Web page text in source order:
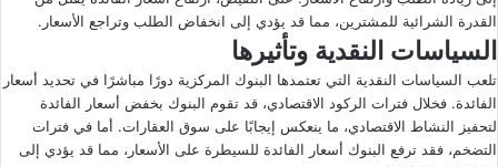
القدرة الشرائية للمشترين، مما قد يؤدي إلى انخفاض الطلب وتراجع الأسعار.
السياسات النقدية وتأثيرها
تلعب السياسات النقدية التي تعتمدها البنوك المركزية دورًا مباشرًا في تحديد أسعار
الفائدة. فخلال فترات الركود الاقتصادي، قد تقوم البنوك بخفض أسعار الفائدة
لتحفيز النشاط الاقتصادي، ما ينعكس إيجابًا على سوق العقارات. أما في فترات
التضخم، فقد ترفع البنوك أسعار الفائدة للسيطرة على الأسعار، مما قد يؤدي إلى